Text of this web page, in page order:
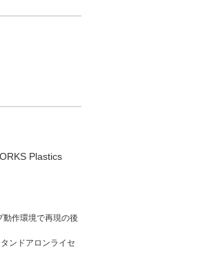
Plastics
作環境で再現の後
ンドアロンライセ